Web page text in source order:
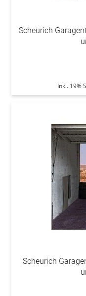
Scheurich
Inkl. 19%
Scheurich